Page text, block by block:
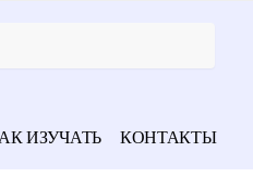
ИЗУЧАТЬ КОНТАКТЫ